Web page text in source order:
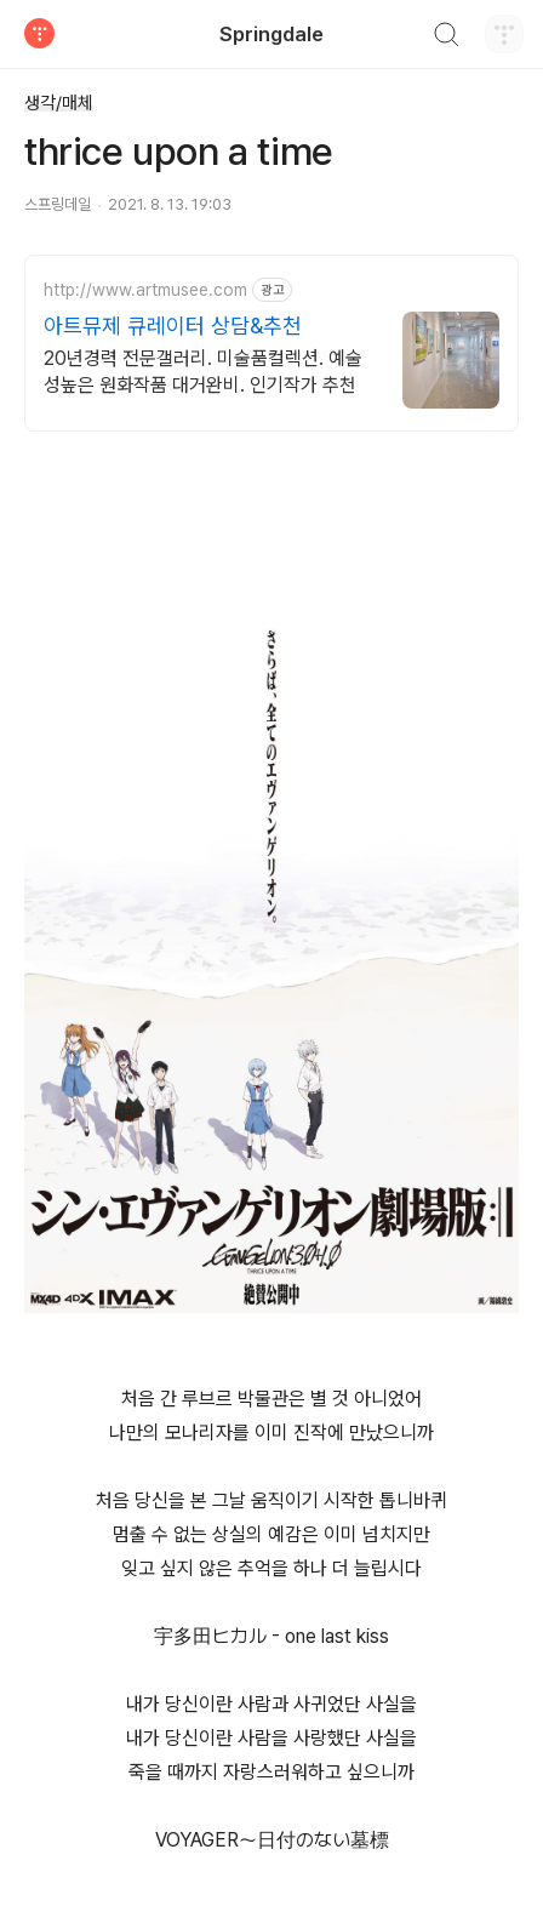
Springdale
생각/매체
thrice upon a time
스프링데일 2021. 8. 13. 19:03
http://www.artmusee.com 광고
아트뮤제 큐레이터 상담&추천
20년경력 전문갤러리. 미술품컬렉션. 예술
성높은 원화작품 대거완비. 인기작가 추천
처음 간 루브르 박물관은 별 것 아니었어
나만의 모나리자를 이미 진작에 만났으니까
처음 당신을 본 그날 움직이기 시작한 톱니바퀴
멈출 수 없는 상실의 예감은 이미 넘치지만
잊고 싶지 않은 추억을 하나 더 늘립시다
宇多田ヒカル - one last kiss
내가 당신이란 사람과 사귀었단 사실을
내가 당신이란 사람을 사랑했단 사실을
죽을 때까지 자랑스러워하고 싶으니까
VOYAGER〜日付のない墓標